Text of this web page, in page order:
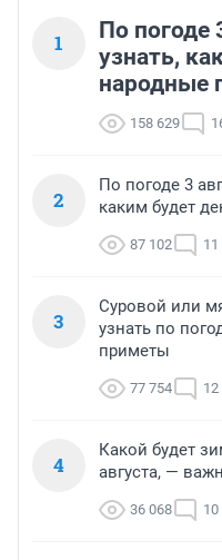
1
По
узнать,
народные
158 629
2
По погоде 3
каким будет
87 102 11
3
Суровой или
узнать по
приметы
77 754 12
4
Какой будет
августа, —
36 068 10